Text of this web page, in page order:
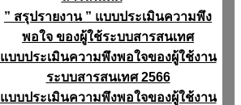
” สรุปรายงาน ” แบบประเมินความพึง
พอใจ ของผู้ใช้ระบบสารสนเทศ
แบบประเมินความพึงพอใจของผู้ใช้งาน
ระบบสารสนเทศ 2566
แบบประเมินความพึงพอใจของผู้ใช้งาน